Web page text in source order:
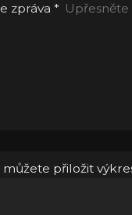
zpráva *
přiložit